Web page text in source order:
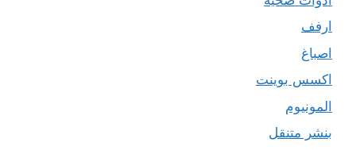
ارفف
اصباغ
اكسس بوينت
المونيوم
بنشر متنقل